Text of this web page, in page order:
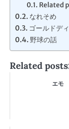
Related
なれそめ
ゴールドデ
野球の話
Related
エモ